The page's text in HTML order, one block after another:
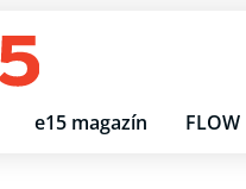
e15 magazín FLOW